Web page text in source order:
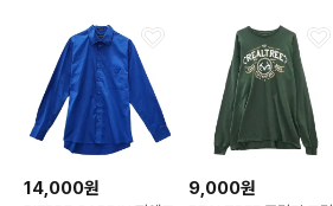
14,000원 9,000원